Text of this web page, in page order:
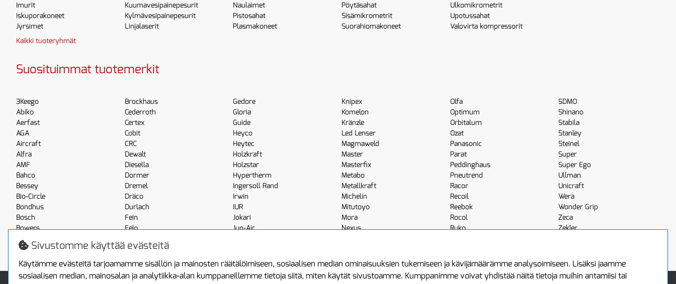
Imurit
Iskuporakoneet
Jyrsimet
Kuumavesipainepesurit
Kylmävesipainepesurit
Linjalaserit
Naulaimet
Pistosahat
Plasmakoneet
Pöytäsahat
Sisämikrometrit
Suorahiomakoneet
Ulkomikrometrit
Upotussahat
Valovirta kompressorit
Kaikki tuoteryhmät
Suosituimmat tuotemerkit
3Keego
Abiko
Aerfast
AGA
Aircraft
Alfra
AMF
Bahco
Bessey
Bio-Circle
Bondhus
Bosch
Bowers
Boxo
Brennenstuhl
Brockhaus
Cederroth
Certex
Cobit
CRC
Dewalt
Diesella
Dormer
Dremel
Dräco
Durlach
Fein
Felo
Fluke
Gedore
Gloria
Guide
Heyco
Heytec
Holzkraft
Holzstar
Hypertherm
Ingersoll Rand
Irwin
IUR
Jokari
Jun-Air
Knipex
Komelon
Kränzle
Led Lenser
Magmaweld
Master
Masterfix
Metabo
Metallkraft
Michelin
Mitutoyo
Mora
Nexus
Olfa
Optimum
Orbitalum
Ozat
Panasonic
Parat
Peddinghaus
Pneutrend
Racor
Recoil
Reebok
Rocol
Ruko
SDMO
Shinano
Stabila
Stanley
Steinel
Super
Super Ego
Ullman
Unicraft
Wera
Wonder Grip
Zeca
Zekler
Sivustomme käyttää evästeitä
Käytämme evästeitä tarjoamamme sisällön ja mainosten räätälöimiseen, sosiaalisen median ominaisuuksien tukemiseen ja kävijämäärämme analysoimiseen. Lisäksi jaamme
sosiaalisen median, mainosalan ja analytiikka-alan kumppaneillemme tietoja siitä, miten käytät sivustoamme. Kumppanimme voivat yhdistää näitä tietoja muihin antamiisi tai